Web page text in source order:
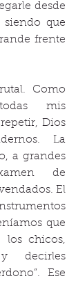
desde
que
frente
Como
mis
Dios
La
a grandes
de
El
que
los chicos,
decirles
Ese